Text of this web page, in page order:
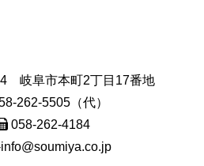
岐阜市本町2丁目17番地
262-5505（代）
058-262-4184